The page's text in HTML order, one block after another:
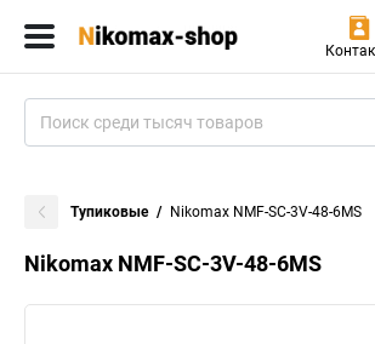
Тупиковые Nikomax NMF-SC-3V-48-6MS
Nikomax NMF-SC-3V-48-6MS